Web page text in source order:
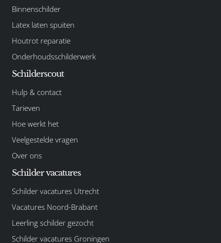
Binnenschilder
Latex laten spuiten
Houtrot reparatie
Onderhoudsschilderwerk
Schilderscout
Hulp & contact
Tarieven
Hoe werkt het
Veelgestelde vragen
Over ons
Schilder vacatures
Schilder vacatures Utrecht
Vacatures Noord-Brabant
Leerling schilder gezocht
Schilder vacatures Groningen